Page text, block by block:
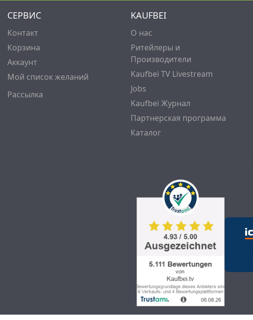
СЕРВИС
Контакт
Корзина
Аккаунт
Мой список желаний
Рассылка
KAUFBEI
О нас
Ритейлеры и
Производители
Kaufbei TV Livestream
Jobs
Kaufbei Журнал
Партнерская программа
Каталог